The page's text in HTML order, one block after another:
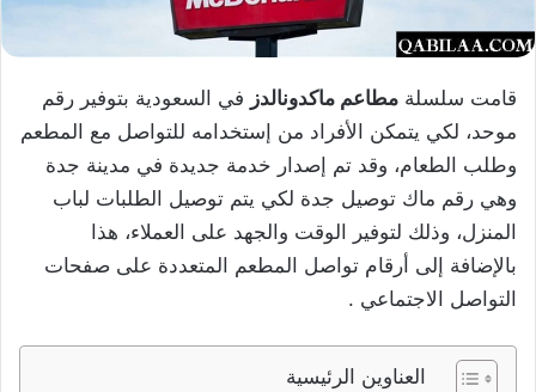
قامت سلسلة مطاعم ماكدونالدز في السعودية بتوفير رقم
موحد، لكي يتمكن الأفراد من إستخدامه للتواصل مع المطعم
وطلب الطعام، وقد تم إصدار خدمة جديدة في مدينة جدة
وهي رقم ماك توصيل جدة لكي يتم توصيل الطلبات لباب
المنزل، وذلك لتوفير الوقت والجهد على العملاء، هذا
بالإضافة إلى أرقام تواصل المطعم المتعددة على صفحات
التواصل الاجتماعي .
العناوين الرئيسية